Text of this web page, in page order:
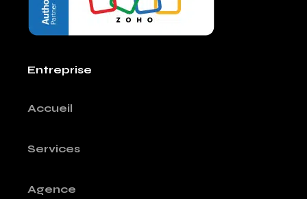
Entreprise
Accueil
Services
Agence